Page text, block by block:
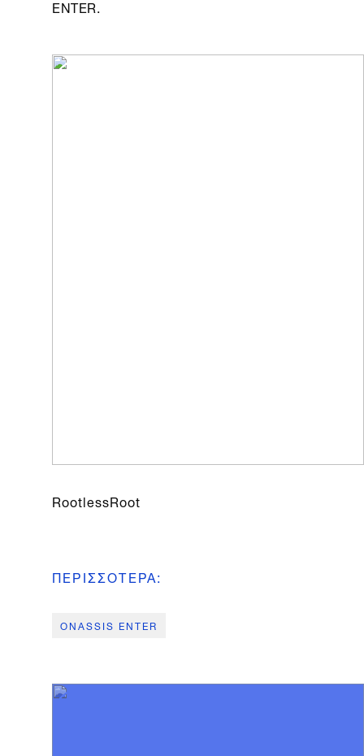
ENTER.
RootlessRoot
ΠΕΡΙΣΣΟΤΕΡΑ:
ONASSIS ENTER